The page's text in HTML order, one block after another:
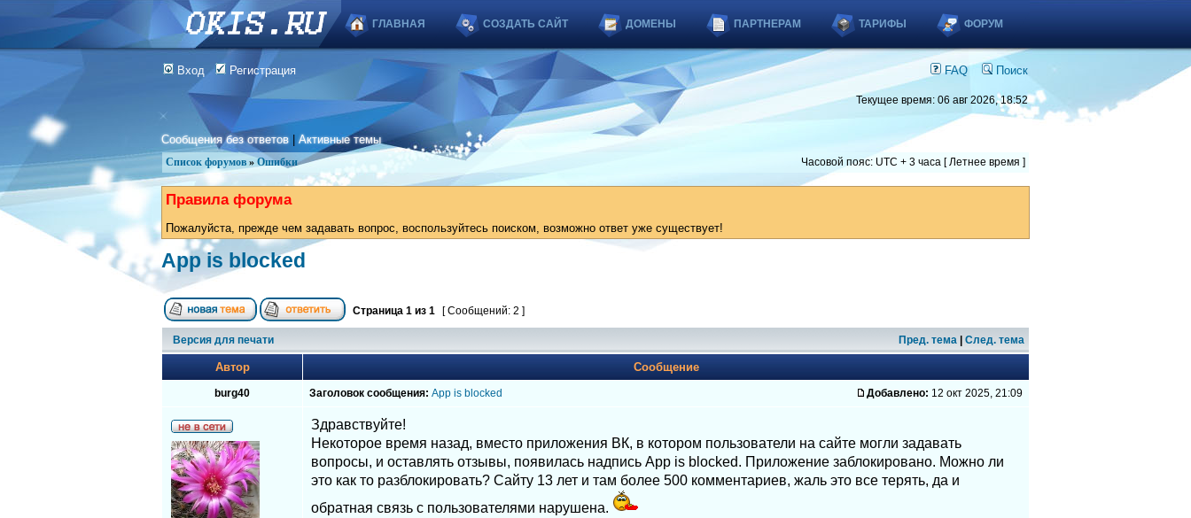
ГЛАВНАЯ СОЗДАТЬ САЙТ ДОМЕНЫ ПАРТНЕРАМ ТАРИФЫ ФОРУМ
Вход Регистрация FAQ Поиск
Текущее время: 06 авг 2026, 18:52
Сообщения без ответов |Активные темы
Список форумов » Ошибки Часовой пояс: UTC + 3 часа [ Летнее время ]
Правила форума
Пожалуйста, прежде чем задавать вопрос, воспользуйтесь поиском, возможно ответ уже существует!
App is blocked
Страница 1 из 1 [ Сообщений: 2 ]
Версия для печати Пред. тема След. тема
Автор Сообщение
burg40 Заголовок сообщения: App is blocked Добавлено: 12 окт 2025, 21:09
Здравствуйте!
Некоторое время назад, вместо приложения ВК, в котором пользователи на сайте могли задавать
вопросы, и оставлять отзывы, появилась надпись App is blocked. Приложение заблокировано. Можно ли
это как то разблокировать? Сайту 13 лет и там более 500 комментариев, жаль это все терять, да и
обратная связь с пользователями нарушена.